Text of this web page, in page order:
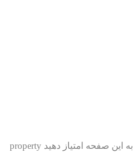
به این صفحه امتیاز دهید property